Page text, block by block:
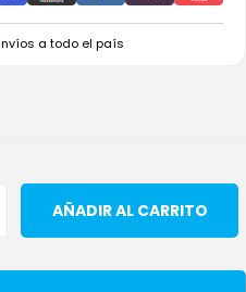
a todo el país
AÑADIR AL CARRITO